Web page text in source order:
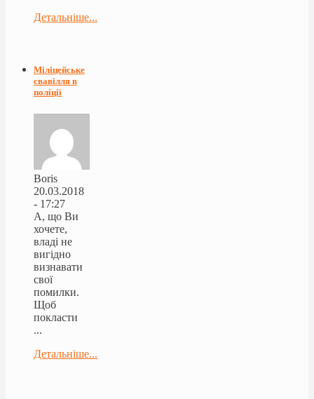
Детальніше...
Міліцейське
свавілля в
поліції
Boris
20.03.2018
- 17:27
А, що Ви
хочете,
владі не
вигідно
визнавати
свої
помилки.
Щоб
покласти
...
Детальніше...